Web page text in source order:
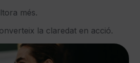
més.
la claredat en acció.